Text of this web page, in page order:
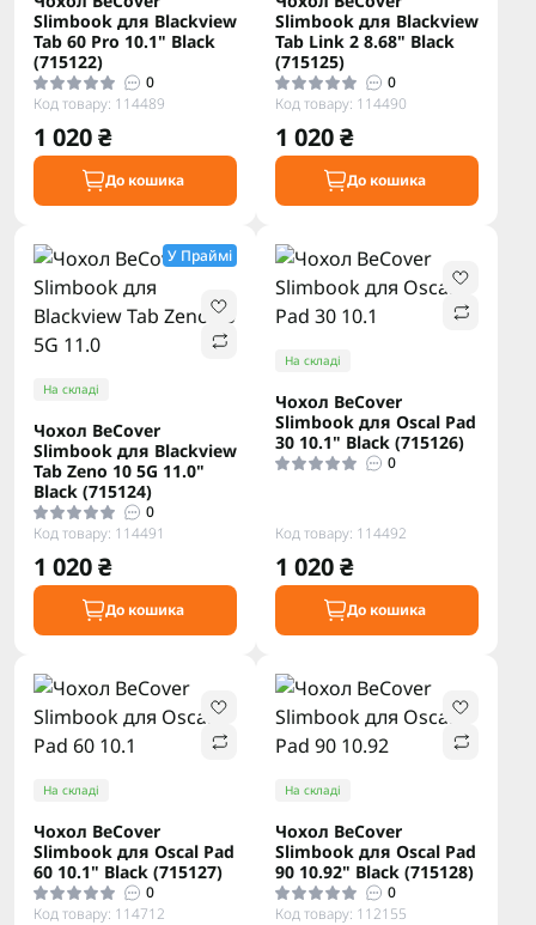
Slimbook для Blackview
Tab 60 Pro 10.1" Black
(715122)
0
Код товару: 114489
1 020 ₴
До кошика
Slimbook для Blackview
Tab Link 2 8.68" Black
(715125)
0
Код товару: 114490
1 020 ₴
До кошика
У Праймі
На складі
Чохол BeCover
Slimbook для Blackview
Tab Zeno 10 5G 11.0"
Black (715124)
0
Код товару: 114491
1 020 ₴
До кошика
На складі
Чохол BeCover
Slimbook для Oscal Pad
30 10.1" Black (715126)
0
Код товару: 114492
1 020 ₴
До кошика
На складі
Чохол BeCover
Slimbook для Oscal Pad
60 10.1" Black (715127)
0
Код товару: 114712
На складі
Чохол BeCover
Slimbook для Oscal Pad
90 10.92" Black (715128)
0
Код товару: 112155